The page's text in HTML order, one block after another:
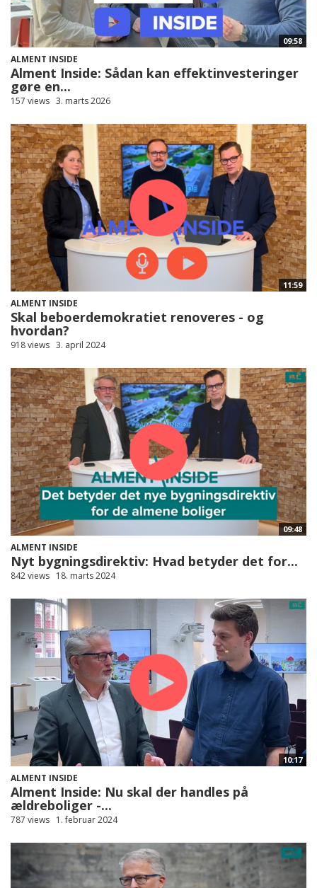
09:58
ALMENT INSIDE
Alment Inside: Sådan kan effektinvesteringer
gøre en...
157 views 3. marts 2026
11:59
ALMENT INSIDE
Skal beboerdemokratiet renoveres - og
hvordan?
918 views 3. april 2024
09:48
ALMENT INSIDE
Nyt bygningsdirektiv: Hvad betyder det for...
842 views 18. marts 2024
10:17
ALMENT INSIDE
Alment Inside: Nu skal der handles på
ældreboliger -...
787 views 1. februar 2024